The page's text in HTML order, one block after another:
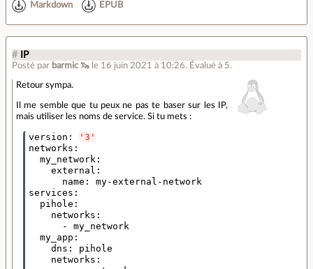
Markdown EPUB
# IP
Posté par barmic 🦦 le 16 juin 2021 à 10:26. Évalué à 5.
Retour sympa.
Il me semble que tu peux ne pas te baser sur les IP,
mais utiliser les noms de service. Si tu mets :
version :
'3'
networks :
my_network :
external :
name :
my-external-network
services :
pihole :
networks :
-
my_network
my_app :
dns :
pihole
networks :